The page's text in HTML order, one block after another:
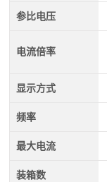
参比电压
电流倍率
显示方式
频率
最大电流
装箱数